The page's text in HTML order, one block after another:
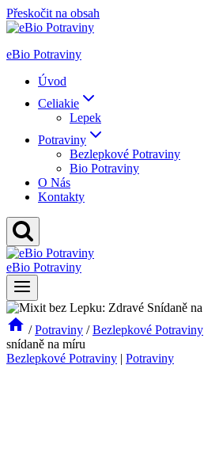
Přeskočit na obsah
eBio Potraviny
Úvod
Celiakie
Lepek
Potraviny
Bezlepkové Potraviny
Bio Potraviny
O Nás
Kontakty
eBio Potraviny
/ Potraviny / Bezlepkové Potraviny
snídaně na míru
Bezlepkové Potraviny | Potraviny